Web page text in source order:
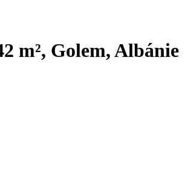
m², Golem, Albánie